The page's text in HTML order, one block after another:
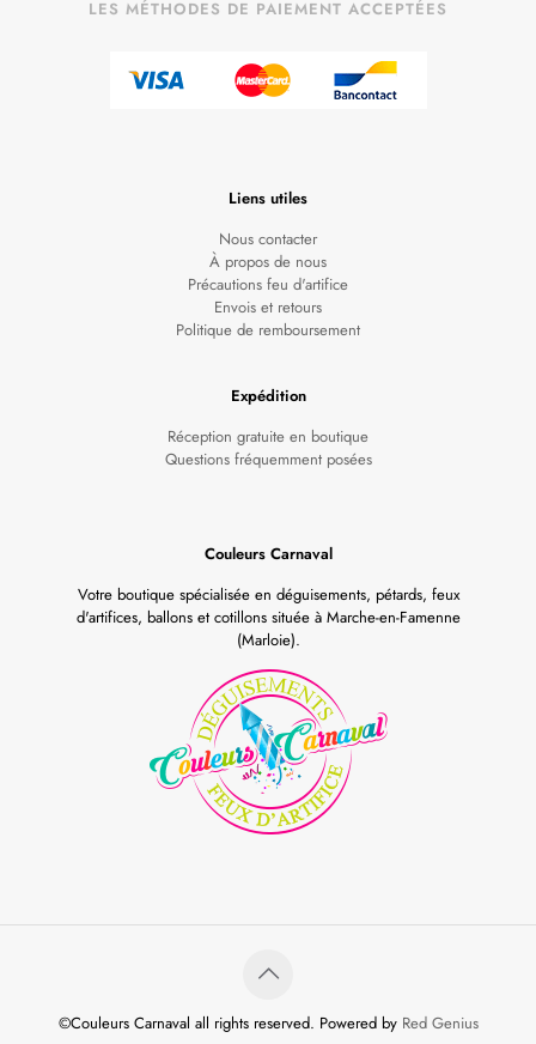
LES MÉTHODES DE PAIEMENT ACCEPTÉES
Liens utiles
Nous contacter
À propos de nous
Précautions feu d'artifice
Envois et retours
Politique de remboursement
Expédition
Réception gratuite en boutique
Questions fréquemment posées
Couleurs Carnaval
Votre boutique spécialisée en déguisements, pétards, feux
d'artifices, ballons et cotillons située à Marche-en-Famenne
(Marloie).
©Couleurs Carnaval all rights reserved. Powered by Red Genius